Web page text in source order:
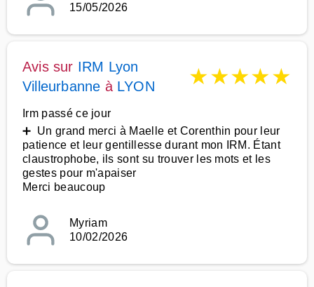
15/05/2026
Avis sur IRM Lyon
Villeurbanne à LYON ★★★★★
Irm passé ce jour
➕ Un grand merci à Maelle et Corenthin pour leur
patience et leur gentillesse durant mon IRM. Étant
claustrophobe, ils sont su trouver les mots et les
gestes pour m'apaiser
Merci beaucoup
Myriam
10/02/2026